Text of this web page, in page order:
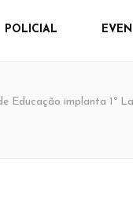
POLICIAL
Educação implanta 1º